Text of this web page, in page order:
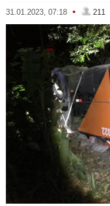
31.01.2023, 07:18 • 211